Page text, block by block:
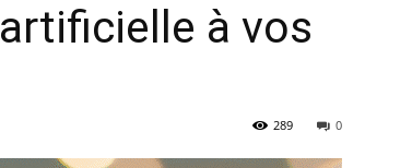
à vos
0
289